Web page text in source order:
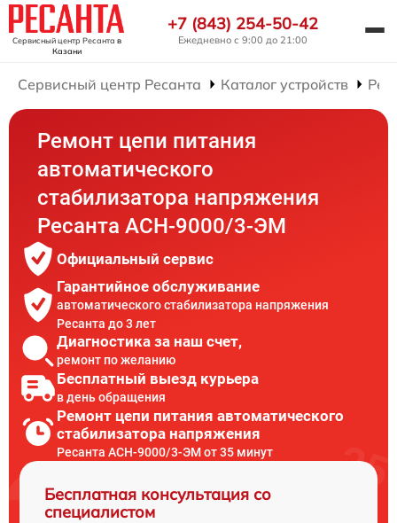
Сервисный центр Ресанта в
Казани
+7 (843) 254-50-42
Ежедневно с 9:00 до 21:00
Сервисный центр Ресанта Каталог устройств
Ремонт цепи питания
автоматического
стабилизатора напряжения
Ресанта АСН-9000/3-ЭМ
Официальный сервис
Гарантийное обслуживание
автоматического стабилизатора напряжения
Ресанта до 3 лет
Диагностика за наш счет,
ремонт по желанию
Бесплатный выезд курьера
в день обращения
Ремонт цепи питания автоматического
стабилизатора напряжения
Ресанта АСН-9000/3-ЭМ от 35 минут
Бесплатная консультация со
специалистом